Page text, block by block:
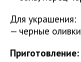
Для украшения:
— черные
Приготовление: